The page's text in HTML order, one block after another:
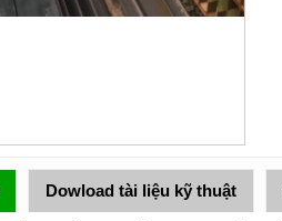
Dowload tài liệu kỹ thuật